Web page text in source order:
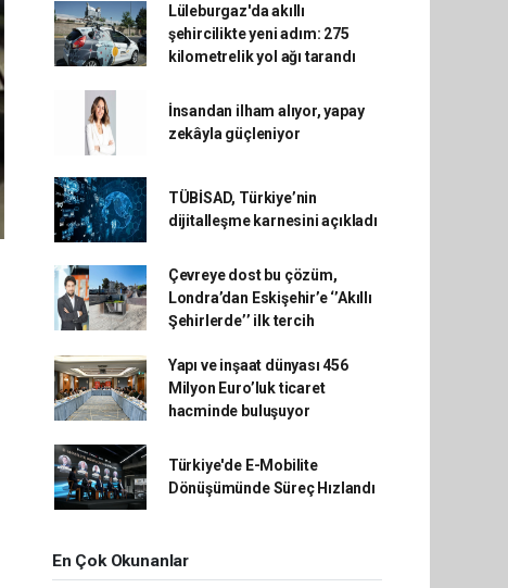
Lüleburgaz'da akıllı
şehircilikte yeni adım: 275
kilometrelik yol ağı tarandı
İnsandan ilham alıyor, yapay
zekâyla güçleniyor
TÜBİSAD, Türkiye’nin
dijitalleşme karnesini açıkladı
Çevreye dost bu çözüm,
Londra’dan Eskişehir’e ‘’Akıllı
Şehirlerde’’ ilk tercih
Yapı ve inşaat dünyası 456
Milyon Euro’luk ticaret
hacminde buluşuyor
Türkiye'de E-Mobilite
Dönüşümünde Süreç Hızlandı
En Çok Okunanlar